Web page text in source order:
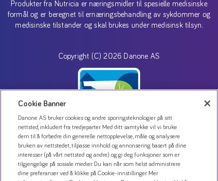
Produkter fra Nutricia er næringsmidler til spesielle medisinske
formål og er beregnet til ernæringsbehandling av sykdommer og
medisinske tilstander og skal brukes under medisinsk tilsyn.
Copyright (C) 2026 Danone AS
Kontakt oss
Personvernerklæring
Cookie Banner
Danone AS bruker cookies og andre sporingsteknologier på sitt
nettsted, inkludert fra tredjeparter. Med ditt samtykke vil vi bruke
dem til å forbedre din generelle nettopplevelse, måle og analysere
bruken av nettstedet, tilpasse innhold og annonsering basert på dine
interesser (på vårt nettsted og andre) og gi deg funksjoner som er
tilgjengelige på sosiale medier. Du kan når som helst administrere
dine preferanser ved å klikke på Cookie-innstillinger. Mer